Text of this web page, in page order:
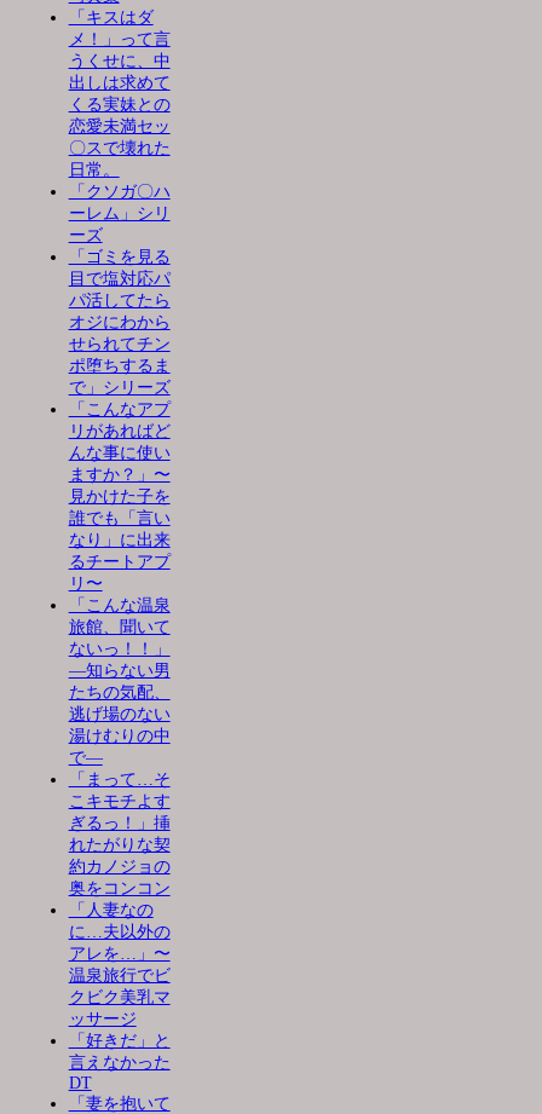
「キスはダ
メ！」って言
うくせに、中
出しは求めて
くる実妹との
恋愛未満セッ
〇スで壊れた
日常。
「クソガ〇ハ
ーレム」シリ
ーズ
「ゴミを見る
目で塩対応パ
パ活してたら
オジにわから
せられてチン
ポ堕ちするま
で」シリーズ
「こんなアプ
リがあればど
んな事に使い
ますか？」〜
見かけた子を
誰でも「言い
なり」に出来
るチートアプ
リ〜
「こんな温泉
旅館、聞いて
ないっ！！」
―知らない男
たちの気配、
逃げ場のない
湯けむりの中
で―
「まって…そ
こキモチよす
ぎるっ！」挿
れたがりな契
約カノジョの
奥をコンコン
「人妻なの
に…夫以外の
アレを…」〜
温泉旅行でビ
クビク美乳マ
ッサージ
「好きだ」と
言えなかった
DT
「妻を抱いて